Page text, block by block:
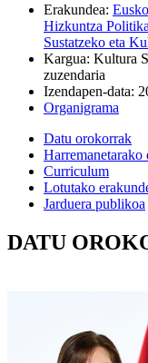
Erakundea:
Hizkuntza Politika
Sustatzeko eta
Kargua: Kultura
zuzendaria
Izendapen-data:
Organigrama
Datu orokorrak
Harremanetarako
Curriculum
Lotutako
Jarduera publikoa
DATU